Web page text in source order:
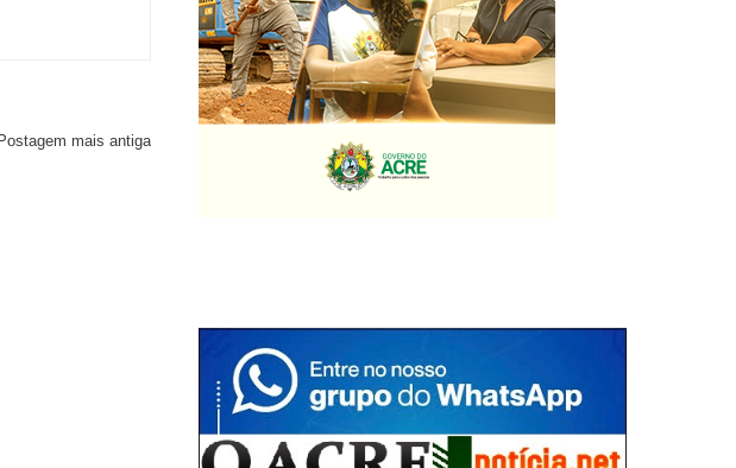
Postagem mais antiga